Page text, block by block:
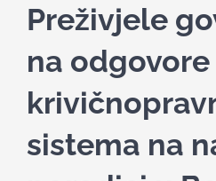
Search
Preživjele
na odgovore
sistema na